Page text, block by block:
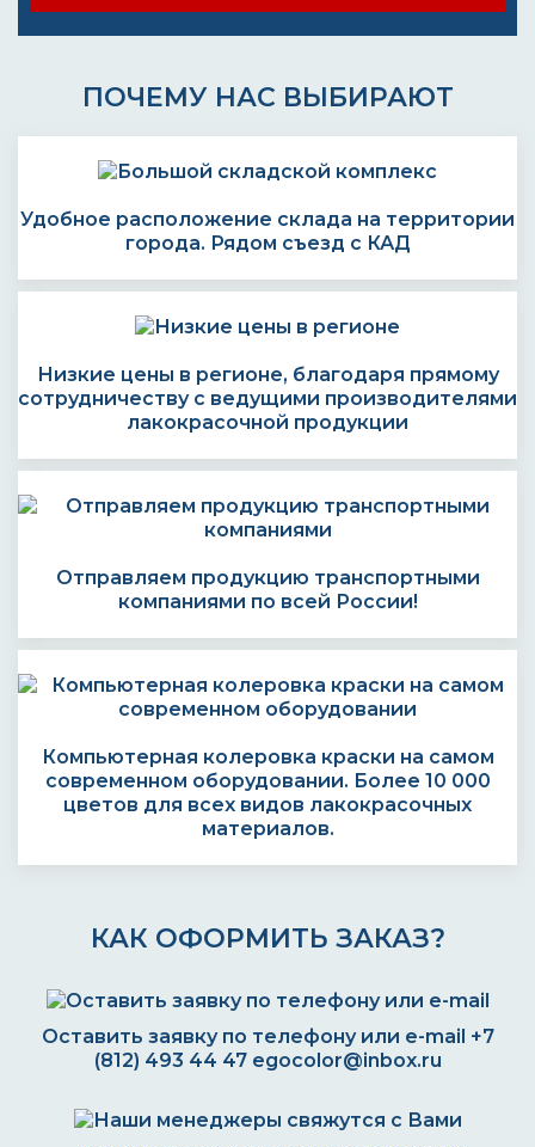
ПОЧЕМУ НАС ВЫБИРАЮТ
Удобное расположение склада на территории
города. Рядом съезд с КАД
Низкие цены в регионе, благодаря прямому
сотрудничеству с ведущими производителями
лакокрасочной продукции
Отправляем продукцию транспортными
компаниями по всей России!
Компьютерная колеровка краски на самом
современном оборудовании. Более 10 000
цветов для всех видов лакокрасочных
материалов.
КАК ОФОРМИТЬ ЗАКАЗ?
Оставить заявку по телефону или e-mail +7
(812) 493 44 47 egocolor@inbox.ru